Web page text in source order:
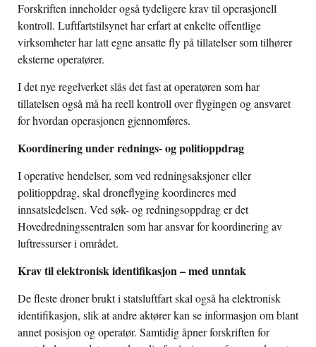
Forskriften inneholder også tydeligere krav til operasjonell
kontroll. Luftfartstilsynet har erfart at enkelte offentlige
virksomheter har latt egne ansatte fly på tillatelser som tilhører
eksterne operatører.
I det nye regelverket slås det fast at operatøren som har
tillatelsen også må ha reell kontroll over flygingen og ansvaret
for hvordan operasjonen gjennomføres.
Koordinering under rednings- og politioppdrag
I operative hendelser, som ved redningsaksjoner eller
politioppdrag, skal droneflyging koordineres med
innsatsledelsen. Ved søk- og redningsoppdrag er det
Hovedredningssentralen som har ansvar for koordinering av
luftressurser i området.
Krav til elektronisk identifikasjon – med unntak
De fleste droner brukt i statsluftfart skal også ha elektronisk
identifikasjon, slik at andre aktører kan se informasjon om blant
annet posisjon og operatør. Samtidig åpner forskriften for